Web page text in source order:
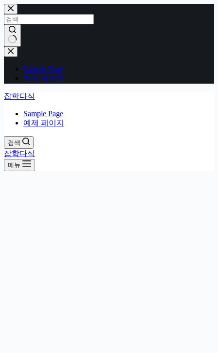
본
문
으
로
건
너
결
Sample Page
예제 페이지
잡학다식
Sample Page
예제 페이지
검색
잡학다식
메뉴